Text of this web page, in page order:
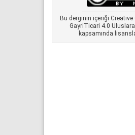
Bu derginin içeriği
GayriTicari 4.0
kapsamında